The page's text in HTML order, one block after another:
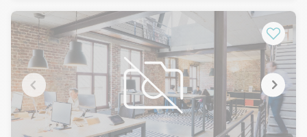
Parmentier ? Le 11ème arrondissement est très vivant. Situé
entre Oberkampf et Bastille, secteur très prisé pour son
accessibilité et son dynamisme. Services : Entretien,
Sécurité, Phonebooth, Tisanerie, Wifi, Well-being Métro :
Goncourt/Hôpital Saint Louis - 3 min / Parmentier - 6 min /
Belleville - 6 min / République - 9 min